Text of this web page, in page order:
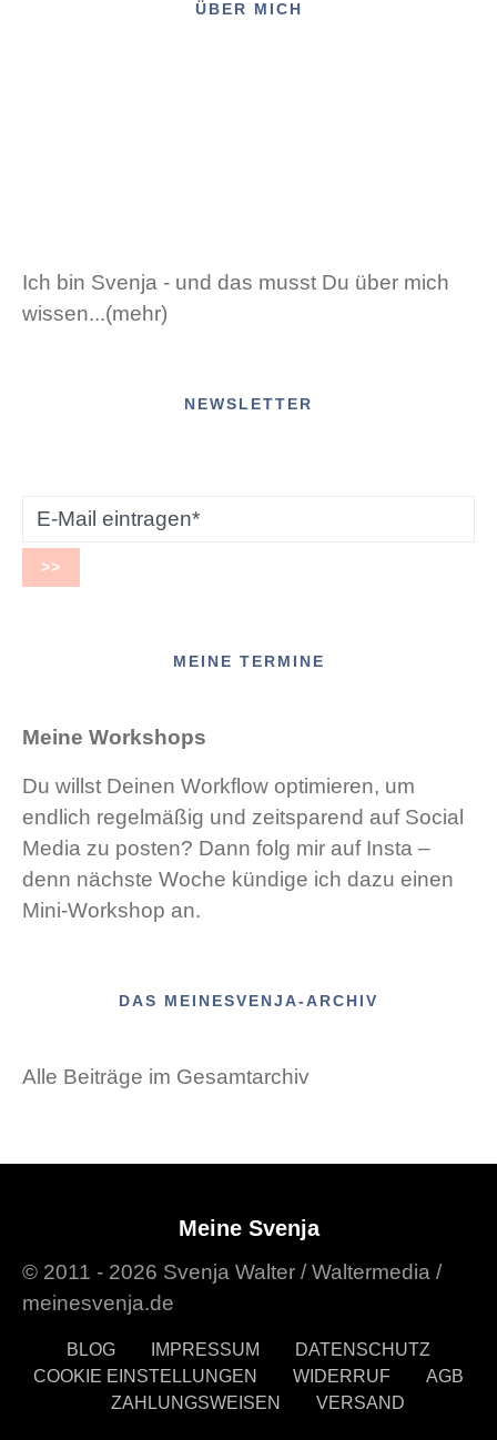
ÜBER MICH
Ich bin Svenja - und das musst Du über mich
wissen...(mehr)
NEWSLETTER
MEINE TERMINE
Meine Workshops
Du willst Deinen Workflow optimieren, um
endlich regelmäßig und zeitsparend auf Social
Media zu posten? Dann folg mir auf Insta –
denn nächste Woche kündige ich dazu einen
Mini-Workshop an.
DAS MEINESVENJA-ARCHIV
Alle Beiträge im Gesamtarchiv
Meine Svenja
BLOG IMPRESSUM
DATENSCHUTZ
COOKIE EINSTELLUNGEN
WIDERRUF
AGB
ZAHLUNGSWEISEN
VERSAND
© 2011 - 2026 Svenja Walter / Waltermedia /
meinesvenja.de